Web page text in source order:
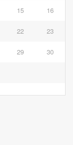
15 16
22 23
29 30